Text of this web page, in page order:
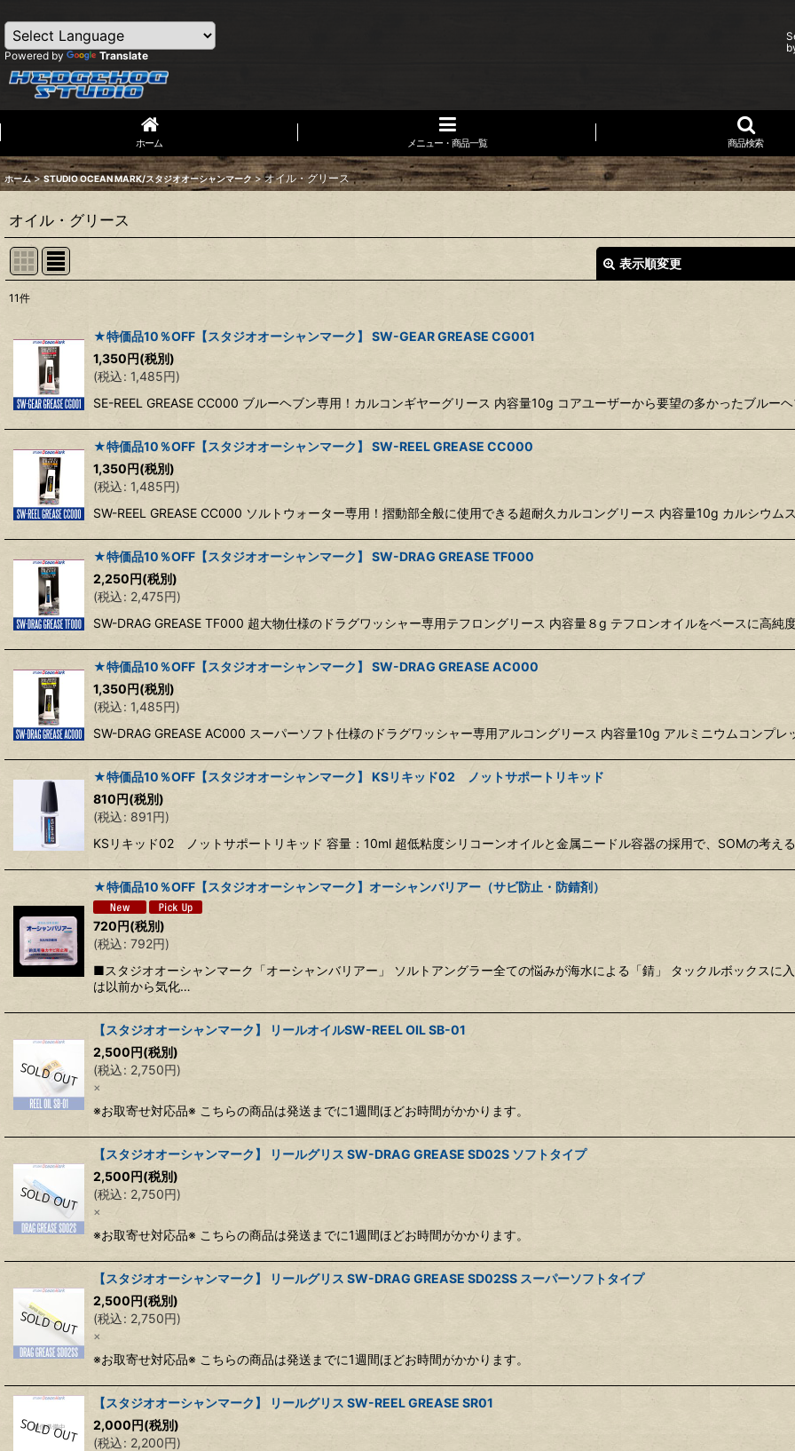
Powered by Translate
ホーム メニュー・商品一覧 商品検索
ホーム > STUDIO OCEAN MARK/スタジオオーシャンマーク > オイル・グリース
オイル・グリース
表示順変更
並び順
絞り込む
11件
★特価品10％OFF【スタジオオーシャンマーク】 SW-GEAR GREASE CG001
1,350円(税別)
(税込: 1,485円)
SE-REEL GREASE CC000 ブルーヘブン専用！カルコンギヤーグリース 内容量10g コアユーザーから要望の多かったブルー
★特価品10％OFF【スタジオオーシャンマーク】 SW-REEL GREASE CC000
1,350円(税別)
(税込: 1,485円)
SW-REEL GREASE CC000 ソルトウォーター専用！摺動部全般に使用できる超耐久カルコングリース 内容量10g カルシウ
★特価品10％OFF【スタジオオーシャンマーク】 SW-DRAG GREASE TF000
2,250円(税別)
(税込: 2,475円)
SW-DRAG GREASE TF000 超大物仕様のドラグワッシャー専用テフロングリース 内容量８g テフロンオイルをベースに高
★特価品10％OFF【スタジオオーシャンマーク】 SW-DRAG GREASE AC000
1,350円(税別)
(税込: 1,485円)
SW-DRAG GREASE AC000 スーパーソフト仕様のドラグワッシャー専用アルコングリース 内容量10g アルミニウムコン
★特価品10％OFF【スタジオオーシャンマーク】 KSリキッド02 ノットサポートリキッド
810円(税別)
(税込: 891円)
KSリキッド02 ノットサポートリキッド 容量：10ml 超低粘度シリコーンオイルと金属ニードル容器の採用で、SOMの考え
★特価品10％OFF【スタジオオーシャンマーク】オーシャンバリアー（サビ防止・防錆剤）
720円(税別)
(税込: 792円)
■スタジオオーシャンマーク「オーシャンバリアー」 ソルトアングラー全ての悩みが海水による「錆」 タックルボックスに
は以前から気化…
【スタジオオーシャンマーク】 リールオイルSW-REEL OIL SB-01
2,500円(税別)
(税込: 2,750円)
×
※お取寄せ対応品※ こちらの商品は発送までに1週間ほどお時間がかかります。
【スタジオオーシャンマーク】 リールグリス SW-DRAG GREASE SD02S ソフトタイプ
2,500円(税別)
(税込: 2,750円)
×
※お取寄せ対応品※ こちらの商品は発送までに1週間ほどお時間がかかります。
【スタジオオーシャンマーク】 リールグリス SW-DRAG GREASE SD02SS スーパーソフトタイプ
2,500円(税別)
(税込: 2,750円)
×
※お取寄せ対応品※ こちらの商品は発送までに1週間ほどお時間がかかります。
【スタジオオーシャンマーク】 リールグリス SW-REEL GREASE SR01
2,000円(税別)
(税込: 2,200円)